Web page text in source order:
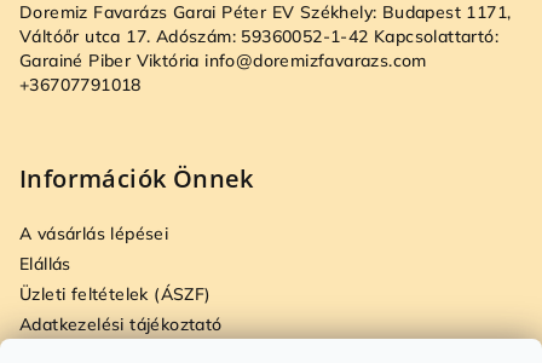
Doremiz Favarázs Garai Péter EV Székhely: Budapest 1171,
Váltóőr utca 17. Adószám: 59360052-1-42 Kapcsolattartó:
Garainé Piber Viktória info@doremizfavarazs.com
+36707791018
Információk Önnek
A vásárlás lépései
Elállás
Üzleti feltételek (ÁSZF)
Adatkezelési tájékoztató